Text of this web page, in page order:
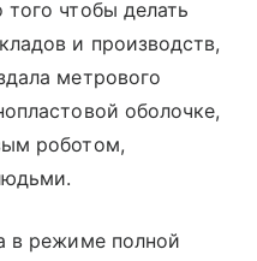
чтобы делать
и производств,
метрового
оболочке,
роботом,
в режиме полной